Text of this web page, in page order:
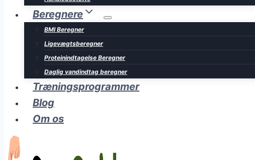
Beregnere
BMI Beregner
Ligevægtsberegner
Proteinindtagelse Beregner
Daglig vandindtag beregner
Træningsprogrammer
Blog
Om os